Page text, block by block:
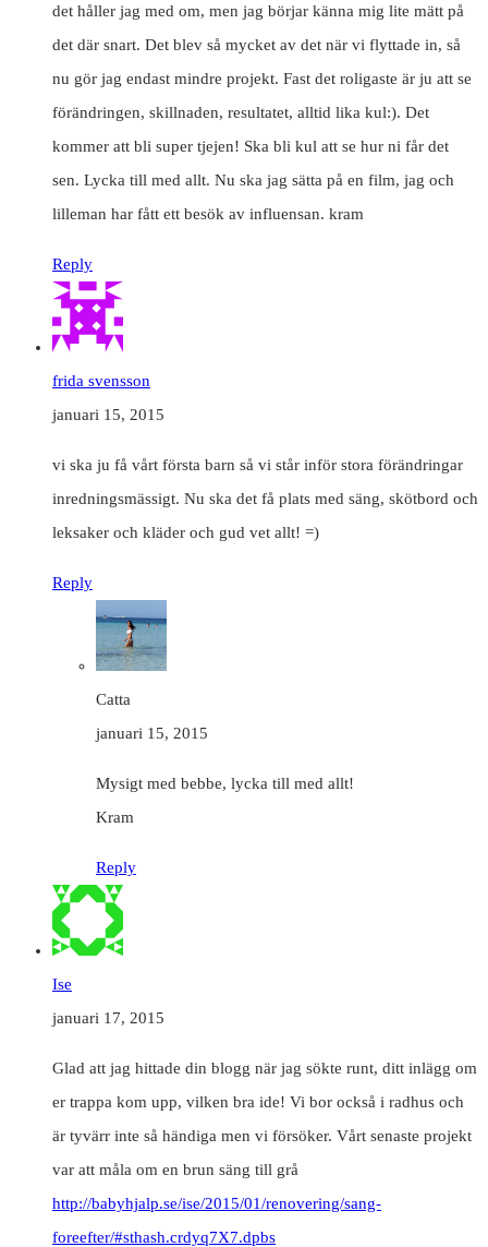
det håller jag med om, men jag börjar känna mig lite mätt på
det där snart. Det blev så mycket av det när vi flyttade in, så
nu gör jag endast mindre projekt. Fast det roligaste är ju att se
förändringen, skillnaden, resultatet, alltid lika kul:). Det
kommer att bli super tjejen! Ska bli kul att se hur ni får det
sen. Lycka till med allt. Nu ska jag sätta på en film, jag och
lilleman har fått ett besök av influensan. kram
Reply
frida svensson
januari 15, 2015
vi ska ju få vårt första barn så vi står inför stora förändringar
inredningsmässigt. Nu ska det få plats med säng, skötbord och
leksaker och kläder och gud vet allt! =)
Reply
Catta
januari 15, 2015
Mysigt med bebbe, lycka till med allt!
Kram
Reply
Ise
januari 17, 2015
Glad att jag hittade din blogg när jag sökte runt, ditt inlägg om
er trappa kom upp, vilken bra ide! Vi bor också i radhus och
är tyvärr inte så händiga men vi försöker. Vårt senaste projekt
var att måla om en brun säng till grå
http://babyhjalp.se/ise/2015/01/renovering/sang-
foreefter/#sthash.crdyq7X7.dpbs